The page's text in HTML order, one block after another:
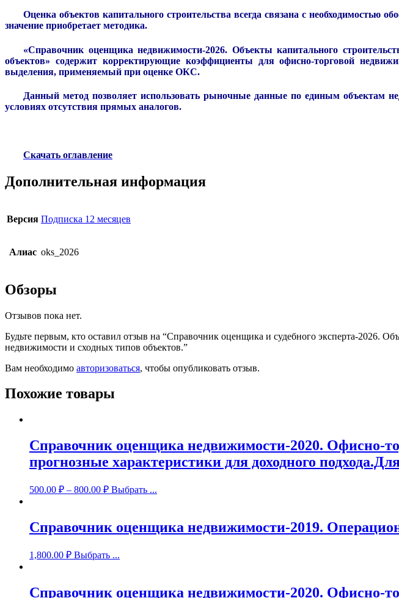
Оценка объектов капитального строительства всегда связана с
значение приобретает методика.
«Справочник оценщика недвижимости-2026. Объекты капитального
объектов» содержит корректирующие коэффициенты для офисно-торговой
выделения, применяемый при оценке ОКС.
Данный метод позволяет использовать рыночные данные по единым объектам
условиях отсутствия прямых аналогов.
Скачать оглавление
Дополнительная информация
Версия Подписка 12 месяцев
Алиас oks_2026
Обзоры
Отзывов пока нет.
Будьте первым, кто оставил отзыв на “Справочник оценщика и судебного эксперта-2026.
недвижимости и сходных типов объектов.”
Вам необходимо авторизоваться, чтобы опубликовать отзыв.
Похожие товары
Справочник оценщика недвижимости-2020. Офисно-
прогнозные характеристики для доходного
500.00 ₽ – 800.00 ₽ Выбрать ...
Справочник оценщика недвижимости-2019.
1,800.00 ₽ Выбрать ...
Справочник оценщика недвижимости-2020. Офисно-